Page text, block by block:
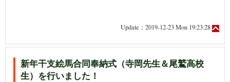
Update：2019-12-23 Mon 19:23:28
新年干支絵馬合同奉納式（寺岡先生＆尾鷲高校
生）を行いました！